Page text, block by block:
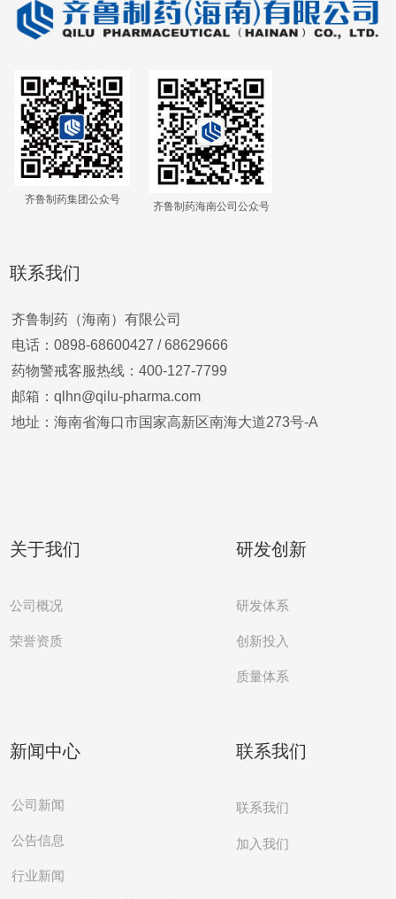
齐鲁制药集团公众号
齐鲁制药海南公司公众号
关于我们
公司概况
荣誉资质
研发创新
研发体系
创新投入
质量体系
新闻中心
公司新闻
公告信息
行业新闻
联系我们
联系我们
加入我们
联系我们
齐鲁制药（海南）有限公司
电话：0898-68600427 /68629666
药物警戒客服热线：400-127-7799
邮箱：qlhn@qilu-pharma.com
地址：海南省海口市国家高新区南海大道273号-A